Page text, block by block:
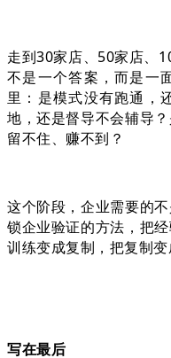
走到30家店、50家店、
不是一个答案，而是一
里：是模式没有跑通，
地，还是督导不会辅导
留不住、赚不到？
这个阶段，企业需要的
锁企业验证的方法，把
训练变成复制，把复制变
写在最后